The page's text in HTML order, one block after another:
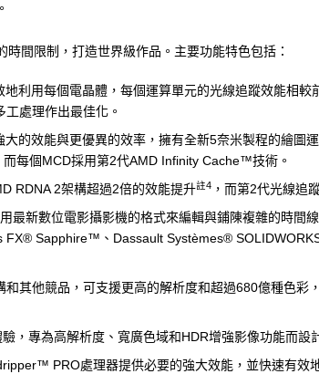
間限制，打造世界級作品。主要功能特色包括：
利用每個電晶體，每個運算單元的光線追蹤效能相較
處理作出最佳化。
的效能與更優異的效率，擁有全新5奈米製程的繪圖
每個MCD採用第2代AMD Infinity Cache™技術。
RDNA 2架構超過2倍的效能提升註4 ，而第2代光線追
最新數位電影攝影機的格式來編輯與鋪陳複雜的時間
Sapphire™、Dassault Systèmes®
和其他競品，可支援更高的解析度和超過680億種色
，專為高解析度、寬廣色域和HDR增強影像功能而設
PRO處理器提供必要的強大效能，並快速有效